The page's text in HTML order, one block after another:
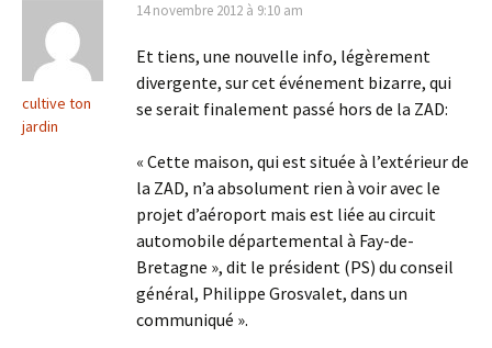
cultive ton
jardin
14 novembre 2012 à 9:10 am
Et tiens, une nouvelle info, légèrement
divergente, sur cet événement bizarre, qui
se serait finalement passé hors de la ZAD:
« Cette maison, qui est située à l’extérieur de
la ZAD, n’a absolument rien à voir avec le
projet d’aéroport mais est liée au circuit
automobile départemental à Fay-de-
Bretagne », dit le président (PS) du conseil
général, Philippe Grosvalet, dans un
communiqué ».